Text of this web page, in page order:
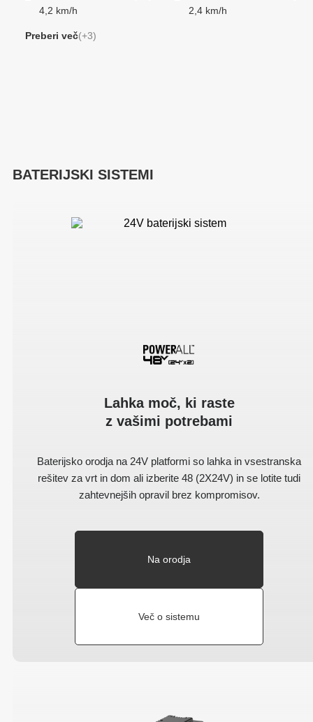
4,2 km/h 2,4 km/h
Maksimalni tovor
Preberi več(+3)
BATERIJSKI SISTEMI
Lahka moč, ki raste
z vašimi potrebami
Baterijsko orodja na 24V platformi so lahka in vsestranska
rešitev za vrt in dom ali izberite 48 (2X24V) in se lotite tudi
zahtevnejših opravil brez kompromisov.
Na orodja
Več o sistemu